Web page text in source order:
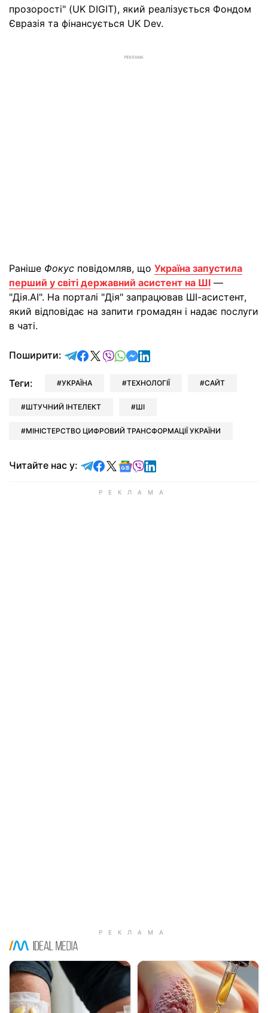
прозорості" (UK DIGIT), який реалізується Фондом
Євразія та фінансується UK Dev.
РЕКЛАМА
Раніше Фокус повідомляв, що Україна запустила
перший у світі державний асистент на ШІ —
"Дія.АІ". На порталі "Дія" запрацював ШІ-асистент,
який відповідає на запити громадян і надає послуги
в чаті.
Поширити: відправити у Telegram
поділитись у Facebook
поділитись у X
відправити у Viber
відправити у Whatsapp
відправити у Messenger
відправити у LinkedIn
Теги: УКРАЇНА ТЕХНОЛОГІЇ САЙТ
ШТУЧНИЙ ІНТЕЛЕКТ ШІ
МІНІСТЕРСТВО ЦИФРОВИЙ ТРАНСФОРМАЦІЇ УКРАЇНИ
Читайте нас у: Читайте у Telegram
Читайте у Facebook
Читайте у X
Читайте у Google news
Читайте у Viber
Читайте у LinkedIn